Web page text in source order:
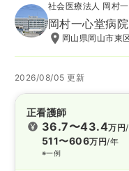
社会医療法人 岡村
岡村一心堂病院
岡山県岡山市東
2026/08/05 更新
正看護師
36.7〜43.4万円
511〜606万円/年
※一例